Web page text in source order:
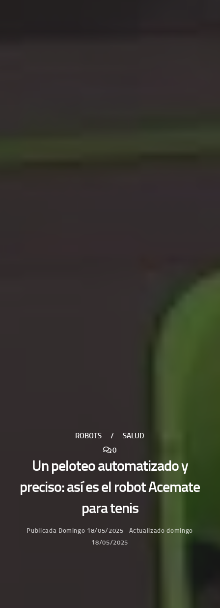
ROBOTS /
SALUD
0
Un peloteo automatizado y
preciso: así es el robot Acemate
para tenis
Publicada Domingo 18/05/2025 · Actualizadodomingo
18/05/2025